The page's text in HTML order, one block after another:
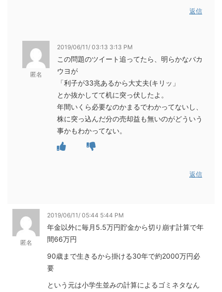
返信
匿名
2019/06/11/ 03:13 3:13 PM
この問題のツイート追ってたら、明らかなバカ
ウヨが
「利子が33兆あるから大丈夫(キリッ」
とか抜かしてて机に突っ伏したよ。
年間いくら必要なのかまるでわかってないし、
株に突っ込んだ分の売却益も無いのがどういう
事かもわかってない。
返信
匿名
2019/06/11/ 05:44 5:44 PM
年金以外に毎月5.5万円貯金から切り崩す計算で年
間66万円
90歳まで生きるから掛ける30年で約2000万円必
要
という元は小学生並みの計算によるゴミネタなん